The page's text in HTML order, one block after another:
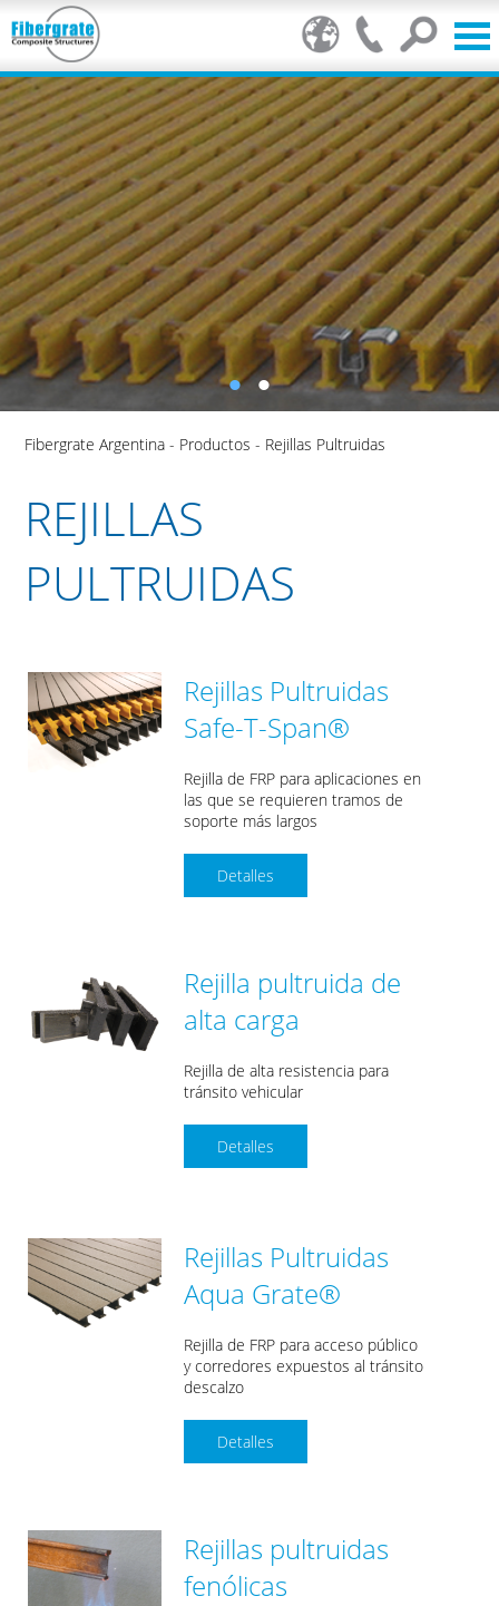
Fibergrate Argentina - Productos - Rejillas Pultruidas
REJILLAS
PULTRUIDAS
Rejillas Pultruidas
Safe-T-Span®
Rejilla de FRP para aplicaciones en
las que se requieren tramos de
soporte más largos
Detalles
Rejilla pultruida de
alta carga
Rejilla de alta resistencia para
tránsito vehicular
Detalles
Rejillas Pultruidas
Aqua Grate®
Rejilla de FRP para acceso público
y corredores expuestos al tránsito
descalzo
Detalles
Rejillas pultruidas
fenólicas